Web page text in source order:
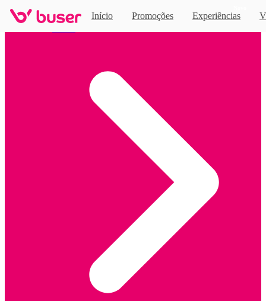
Início Promoções Experiências